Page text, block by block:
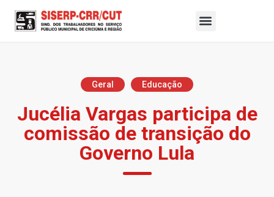
Geral Educação
Jucélia Vargas participa de
comissão de transição do
Governo Lula